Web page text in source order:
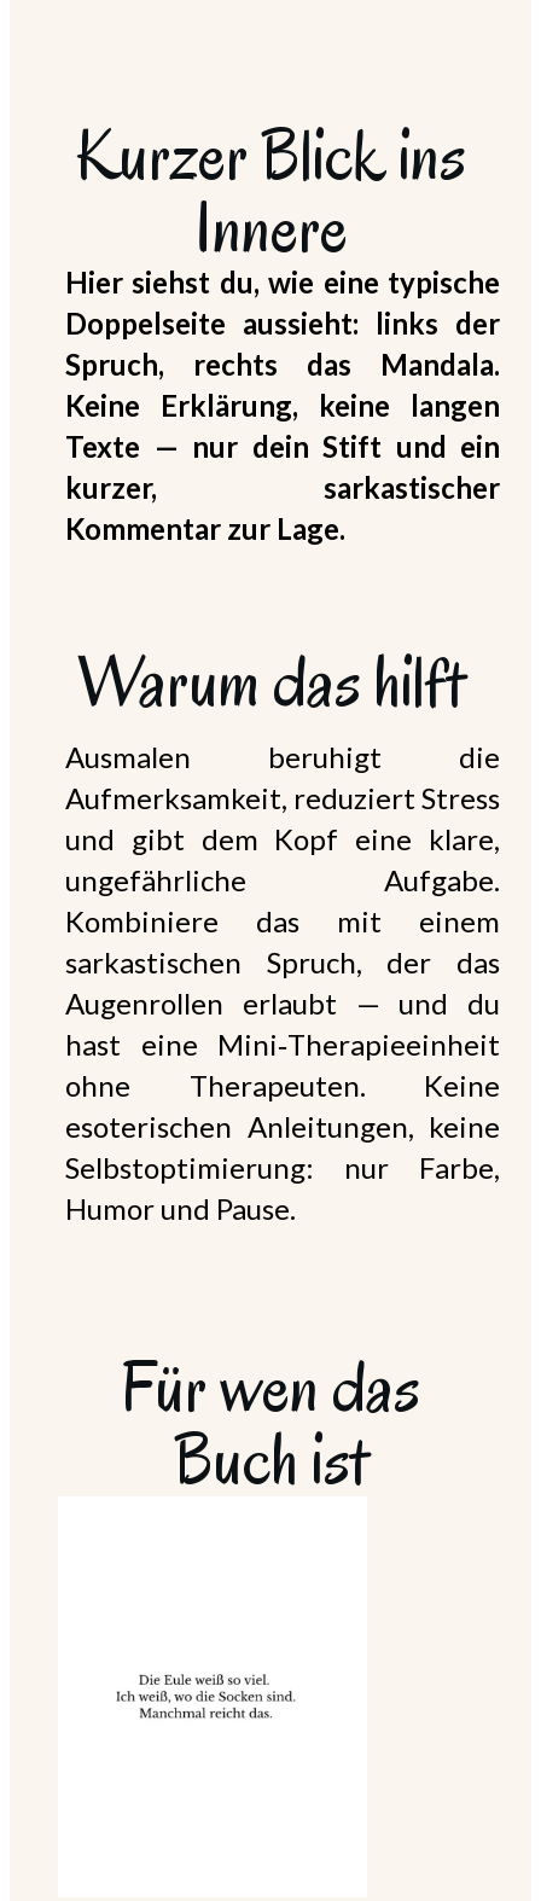
Kurzer Blick ins
Innere
Hier siehst du, wie eine typische
Doppelseite aussieht: links der
Spruch, rechts das Mandala.
Keine Erklärung, keine langen
Texte — nur dein Stift und ein
kurzer, sarkastischer
Kommentar zur Lage.
Warum das hilft
Ausmalen beruhigt die
Aufmerksamkeit, reduziert Stress
und gibt dem Kopf eine klare,
ungefährliche Aufgabe.
Kombiniere das mit einem
sarkastischen Spruch, der das
Augenrollen erlaubt — und du
hast eine Mini‑Therapieeinheit
ohne Therapeuten. Keine
esoterischen Anleitungen, keine
Selbstoptimierung: nur Farbe,
Humor und Pause.
Für wen das
Buch ist